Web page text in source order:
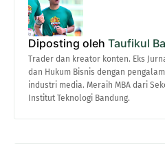
Diposting oleh Taufikul
Trader dan kreator konten. Eks
dan Hukum Bisnis dengan
industri media. Meraih MBA dari
Institut Teknologi Bandung.